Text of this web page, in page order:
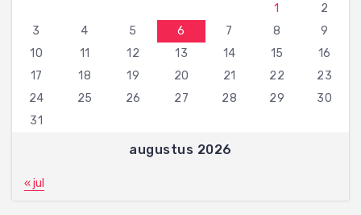
augustus 2026
1
2
3
4 5 6 7 8
9
10
11 12 13 14 15
16
17
18 19 20 21 22
23
24
25 26 27 28 29
30
31
« jul